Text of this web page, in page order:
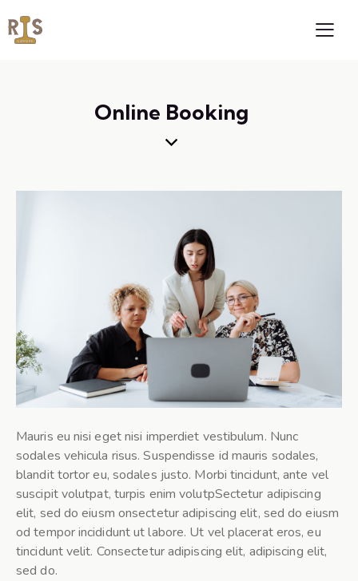
Online Booking
Mauris eu nisi eget nisi imperdiet vestibulum. Nunc
sodales vehicula risus. Suspendisse id mauris sodales,
blandit tortor eu, sodales justo. Morbi tincidunt, ante vel
suscipit volutpat, turpis enim volutpSectetur adipiscing
elit, sed do eiusm onsectetur adipiscing elit, sed do eiusm
od tempor incididunt ut labore. Ut vel placerat eros, eu
tincidunt velit. Consectetur adipiscing elit, adipiscing elit,
sed do.